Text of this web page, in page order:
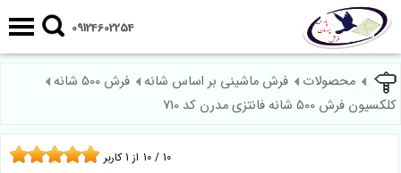
09124602254
محصولات فرش ماشینی بر اساس شانه
فرش 500 شانه
کلکسیون فرش 500 شانه فانتزی مدرن کد 710
10 / 10 از 1کاربر